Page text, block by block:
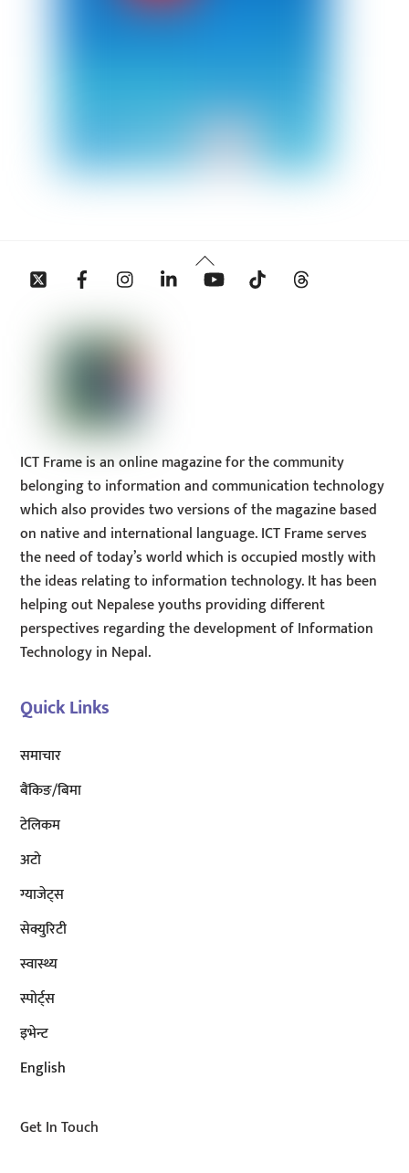
Back
To
Twitter Facebook InstagramLinkedin YouTube Tiktok
ICT Frame is an online magazine for the community
belonging to information and communication technology
which also provides two versions of the magazine based
on native and international language. ICT Frame serves
the need of today’s world which is occupied mostly with
the ideas relating to information technology. It has been
helping out Nepalese youths providing different
perspectives regarding the development of Information
Technology in Nepal.
Quick Links
समाचार
बैंकिङ/बिमा
टेलिकम
अटाे
ग्याजेट्स
सेक्युरिटी
स्वास्थ्य
स्पोर्ट्स
इभेन्ट
English
Get In Touch